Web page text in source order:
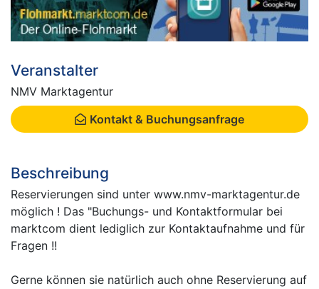
Veranstalter
NMV Marktagentur
Kontakt & Buchungsanfrage
Beschreibung
Reservierungen sind unter www.nmv-marktagentur.de
möglich ! Das "Buchungs- und Kontaktformular bei
marktcom dient lediglich zur Kontaktaufnahme und für
Fragen !!
Gerne können sie natürlich auch ohne Reservierung auf